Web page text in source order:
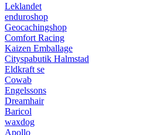
Leklandet
enduroshop
Geocachingshop
Comfort Racing
Kaizen Emballage
Cityspabutik Halmstad
Eldkraft se
Cowab
Engelssons
Dreamhair
Baricol
waxdog
Apollo